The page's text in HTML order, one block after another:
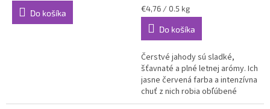
Do košíka
Jednotková
cena:
€4,76 / 0.5 kg
Do košíka
Čerstvé jahody sú sladké,
šťavnaté a plné letnej arómy. Ich
jasne červená farba a intenzívna
chuť z nich robia obľúbené
ovocie na priamu konzumáciu,